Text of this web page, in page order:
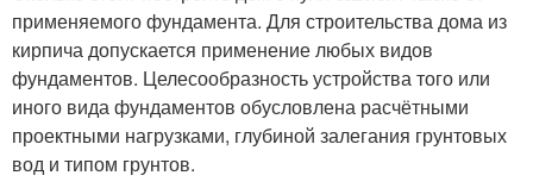
применяемого фундамента. Для строительства дома из
кирпича допускается применение любых видов
фундаментов. Целесообразность устройства того или
иного вида фундаментов обусловлена расчётными
проектными нагрузками, глубиной залегания грунтовых
вод и типом грунтов.